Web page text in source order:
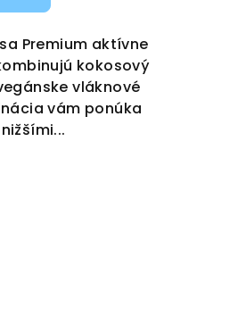
Premium aktívne
kokosový
vláknové
vám ponúka